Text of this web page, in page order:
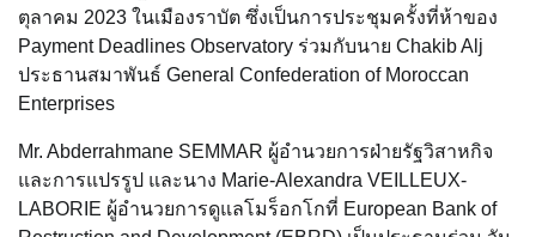
ตุลาคม 2023 ในเมืองราบัต ซึ่งเป็นการประชุมครั้งที่ห้าของ
Payment Deadlines Observatory ร่วมกับนาย Chakib Alj
ประธานสมาพันธ์ General Confederation of Moroccan
Enterprises
Mr. Abderrahmane SEMMAR ผู้อำนวยการฝ่ายรัฐวิสาหกิจ
และการแปรรูป และนาง Marie-Alexandra VEILLEUX-
LABORIE ผู้อำนวยการดูแลโมร็อกโกที่ European Bank of